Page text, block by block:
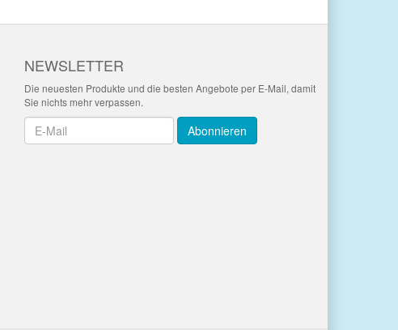
NEWSLETTER
Die neuesten Produkte und die besten Angebote per E-Mail, damit
Sie nichts mehr verpassen.
Newsletter Abonnieren